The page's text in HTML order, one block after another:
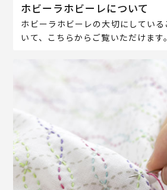
ホビーラホビーレについて
ホビーラホビーレの大切にしてい
いて、こちらからご覧いただけます。